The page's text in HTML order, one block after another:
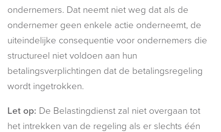
ondernemers. Dat neemt niet weg dat als de
ondernemer geen enkele actie onderneemt, de
uiteindelijke consequentie voor ondernemers die
structureel niet voldoen aan hun
betalingsverplichtingen dat de betalingsregeling
wordt ingetrokken.
Let op: De Belastingdienst zal niet overgaan tot
het intrekken van de regeling als er slechts één